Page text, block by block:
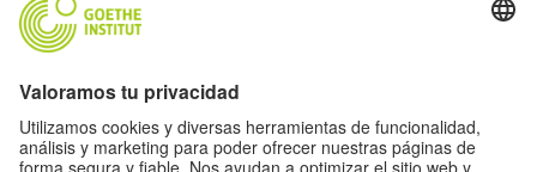
Aviso legal
Siga la revista Humboldt en las redes sociales